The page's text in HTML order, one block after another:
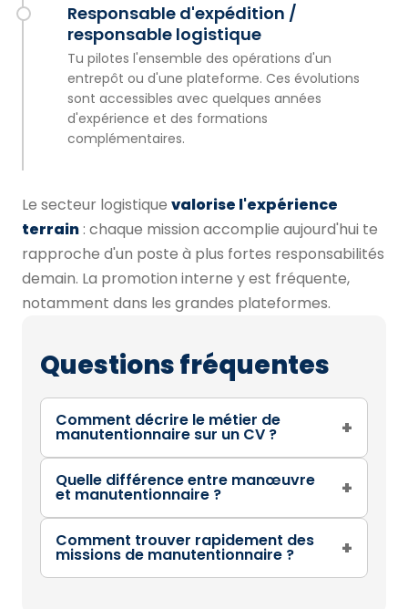
Responsable d'expédition /
responsable logistique
Tu pilotes l'ensemble des opérations d'un
entrepôt ou d'une plateforme. Ces évolutions
sont accessibles avec quelques années
d'expérience et des formations
complémentaires.
Le secteur logistique valorise l'expérience
terrain : chaque mission accomplie aujourd'hui te
rapproche d'un poste à plus fortes responsabilités
demain. La promotion interne y est fréquente,
notamment dans les grandes plateformes.
Questions fréquentes
Comment décrire le métier de
manutentionnaire sur un CV ? +
Quelle différence entre manœuvre
et manutentionnaire ? +
Comment trouver rapidement des
missions de manutentionnaire ? +